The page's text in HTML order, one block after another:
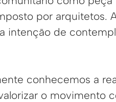
por arquitetos.
intenção de
conhecemos a
o movimento